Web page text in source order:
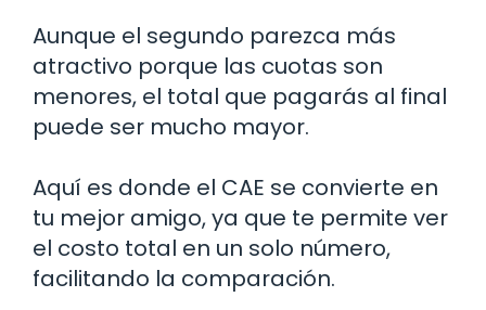
Aunque el segundo parezca más
atractivo porque las cuotas son
menores, el total que pagarás al final
puede ser mucho mayor.
Aquí es donde el CAE se convierte en
tu mejor amigo, ya que te permite ver
el costo total en un solo número,
facilitando la comparación.